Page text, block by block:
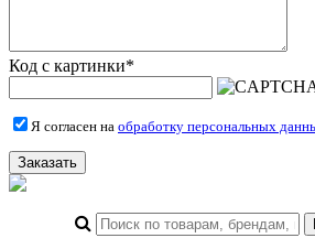
Код с картинки*
Я согласен на обработку персональных
Заказать